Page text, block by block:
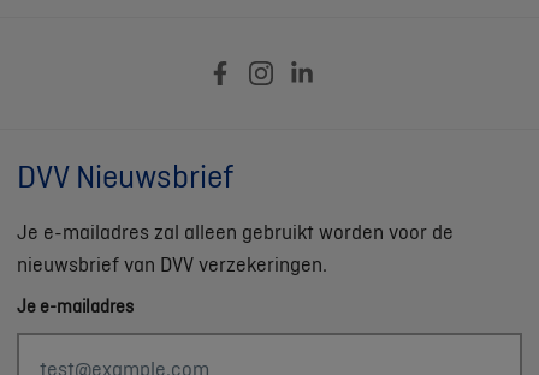
DVV Nieuwsbrief
Je e-mailadres zal alleen gebruikt worden voor de
nieuwsbrief van DVV verzekeringen.
Je e-mailadres